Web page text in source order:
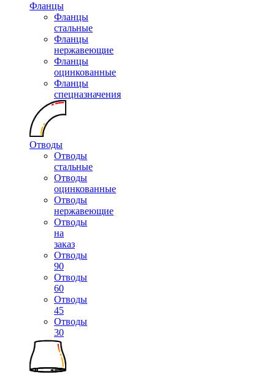
Фланцы
Фланцы
стальные
Фланцы
нержавеющие
Фланцы
оцинкованные
Фланцы
спецназначения
Отводы
Отводы
стальные
Отводы
оцинкованные
Отводы
нержавеющие
Отводы
на
заказ
Отводы
90
Отводы
60
Отводы
45
Отводы
30